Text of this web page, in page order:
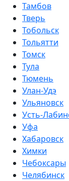
Тамбов
Тверь
Тобольск
Тольятти
Томск
Тула
Тюмень
Улан-Удэ
Ульяновск
Усть-
Уфа
Хабаровск
Химки
Чебоксары
Челябинск